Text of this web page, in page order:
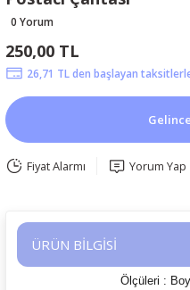
0 Yorum
250,00 TL
26,71 TL den başlayan
Fiyat Alarmı Yorum Yap
ÜRÜN BİLGİSİ
Ölçüleri :